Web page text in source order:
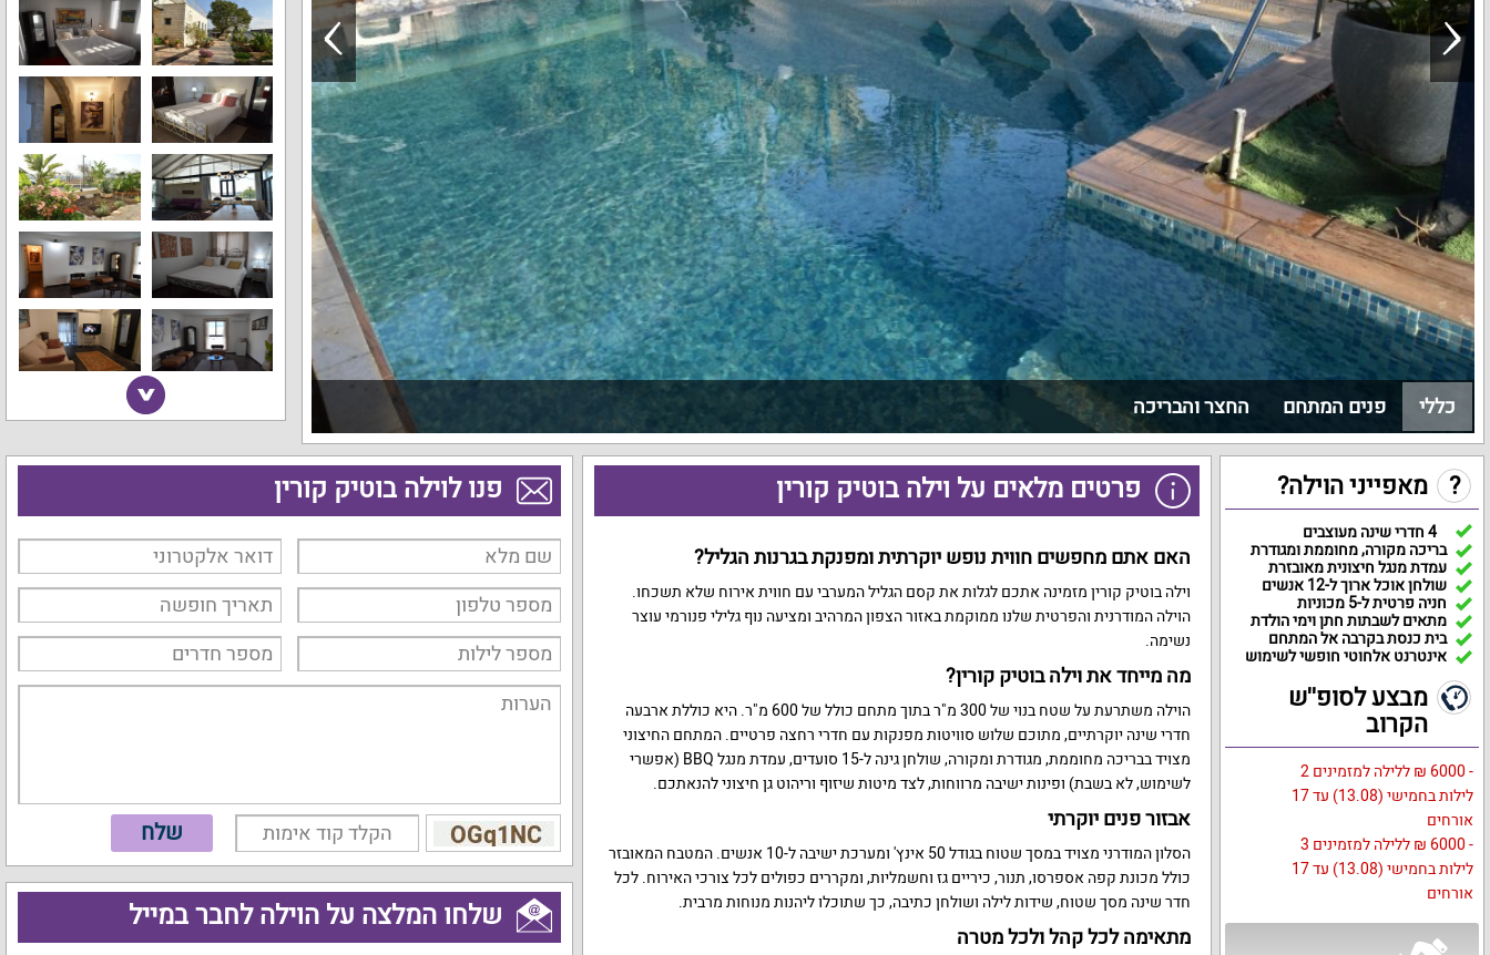
כללי פנים המתחם החצר והבריכה
? מאפייני הוילה?
4 חדרי שינה מעוצבים
בריכה מקורה, מחוממת ומגודרת
עמדת מנגל חיצונית מאובזרת
שולחן אוכל ארוך ל-12 אנשים
חניה פרטית ל-5 מכוניות
מתאים לשבתות חתן וימי הולדת
בית כנסת בקרבה אל המתחם
אינטרנט אלחוטי חופשי לשימוש
מבצע לסופ''ש
הקרוב
- 6000 ₪ ללילה למזמינים 2
לילות בחמישי (13.08) עד 17
אורחים
- 6000 ₪ ללילה למזמינים 3
לילות בחמישי (13.08) עד 17
אורחים
פרטים מלאים על וילה בוטיק קורין
האם אתם מחפשים חווית נופש יוקרתית ומפנקת בגרנות הגליל?
וילה בוטיק קורין מזמינה אתכם לגלות את קסם הגליל המערבי עם חווית אירוח שלא תשכחו.
הוילה המודרנית והפרטית שלנו ממוקמת באזור הצפון המרהיב ומציעה נוף גלילי פנורמי עוצר
נשימה.
מה מייחד את וילה בוטיק קורין?
הוילה משתרעת על שטח בנוי של 300 מ"ר בתוך מתחם כולל של 600 מ"ר. היא כוללת ארבעה
חדרי שינה יוקרתיים, מתוכם שלוש סוויטות מפנקות עם חדרי רחצה פרטיים. המתחם החיצוני
מצויד בבריכה מחוממת, מגודרת ומקורה, שולחן גינה ל-15 סועדים, עמדת מנגל BBQ (אפשרי
לשימוש, לא בשבת) ופינות ישיבה מרווחות, לצד מיטות שיזוף וריהוט גן חיצוני להנאתכם.
אבזור פנים יוקרתי
הסלון המודרני מצויד במסך שטוח בגודל 50 אינץ' ומערכת ישיבה ל-10 אנשים. המטבח המאובזר
כולל מכונת קפה אספרסו, תנור, כיריים גז וחשמליות, ומקררים כפולים לכל צורכי האירוח. לכל
חדר שינה מסך שטוח, שידות לילה ושולחן כתיבה, כך שתוכלו ליהנות מנוחות מרבית.
מתאימה לכל קהל ולכל מטרה
פנו לוילה בוטיק קורין
שלחו המלצה על הוילה לחבר במייל